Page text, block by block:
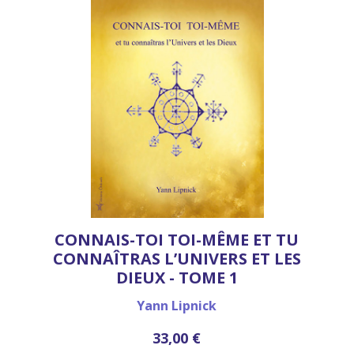
CONNAIS-TOI TOI-MÊME ET TU
CONNAÎTRAS L’UNIVERS ET LES
DIEUX - TOME 1
Yann Lipnick
33,00 €